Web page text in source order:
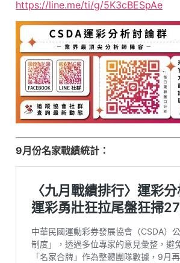
https://line.me/ti/g/5K3cBESpAe
9月份名家戰績統計：